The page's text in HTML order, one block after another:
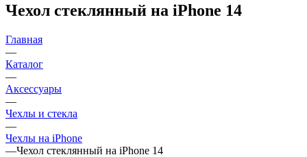
Чехол стеклянный на iPhone 14
Главная
—
Каталог
—
Аксессуары
—
Чехлы и стекла
—
Чехлы на iPhone
—Чехол стеклянный на iPhone 14